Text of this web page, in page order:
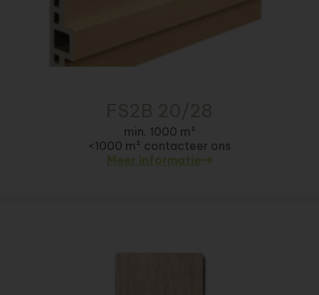
min. 1000 m²
<1000 m² contacteer ons
Meer informatie